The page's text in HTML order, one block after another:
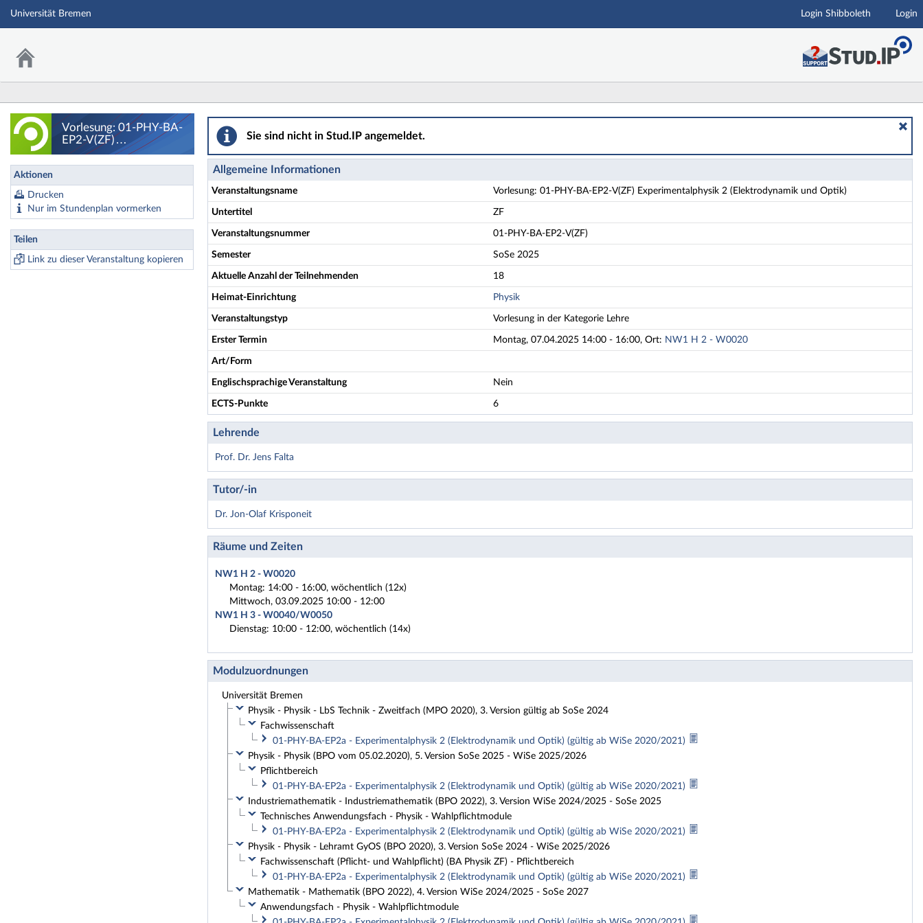
Hauptnavigation
Universität Bremen Login Shibboleth Login
Vorlesung: 01-PHY-BA-
EP2-V(ZF)
Experimentalphysik 2
(Elektrodynamik und
Aktionen
Drucken
Nur im Stundenplan vormerken
Teilen
Link zu dieser Veranstaltung kopieren
Vorlesung: 01-PHY-BA-EP2-V(ZF) Experimentalphysik 2 (Elektrodynamik und Optik) - Details
Sie sind nicht in Stud.IP angemeldet.
Allgemeine Informationen
Veranstaltungsname Vorlesung: 01-PHY-BA-EP2-V(ZF) Experimentalphysik 2 (Elektrodynamik und Optik)
Untertitel ZF
Veranstaltungsnummer 01-PHY-BA-EP2-V(ZF)
Semester SoSe 2025
Aktuelle Anzahl der Teilnehmenden 18
Heimat-Einrichtung Physik
Veranstaltungstyp Vorlesung in der Kategorie Lehre
Erster Termin Montag, 07.04.2025 14:00 - 16:00, Ort: NW1 H 2 - W0020
Art/Form
Englischsprachige Veranstaltung Nein
ECTS-Punkte 6
Lehrende
Prof. Dr. Jens Falta
Tutor/-in
Dr. Jon-Olaf Krisponeit
Räume und Zeiten
NW1 H 2 - W0020
Montag: 14:00 - 16:00, wöchentlich (12x)
Mittwoch, 03.09.2025 10:00 - 12:00
NW1 H 3 - W0040/W0050
Dienstag: 10:00 - 12:00, wöchentlich (14x)
Modulzuordnungen
Universität Bremen
Physik - Physik - LbS Technik - Zweitfach (MPO 2020), 3. Version gültig ab SoSe 2024
Fachwissenschaft
01-PHY-BA-EP2a - Experimentalphysik 2 (Elektrodynamik und Optik) (gültig ab WiSe 2020/2021)
Physik - Physik (BPO vom 05.02.2020), 5. Version SoSe 2025 - WiSe 2025/2026
Pflichtbereich
01-PHY-BA-EP2a - Experimentalphysik 2 (Elektrodynamik und Optik) (gültig ab WiSe 2020/2021)
Industriemathematik - Industriemathematik (BPO 2022), 3. Version WiSe 2024/2025 - SoSe 2025
Technisches Anwendungsfach - Physik - Wahlpflichtmodule
01-PHY-BA-EP2a - Experimentalphysik 2 (Elektrodynamik und Optik) (gültig ab WiSe 2020/2021)
Physik - Physik - Lehramt GyOS (BPO 2020), 3. Version SoSe 2024 - WiSe 2025/2026
Fachwissenschaft (Pflicht- und Wahlpflicht) (BA Physik ZF) - Pflichtbereich
01-PHY-BA-EP2a - Experimentalphysik 2 (Elektrodynamik und Optik) (gültig ab WiSe 2020/2021)
Mathematik - Mathematik (BPO 2022), 4. Version WiSe 2024/2025 - SoSe 2027
Anwendungsfach - Physik - Wahlpflichtmodule